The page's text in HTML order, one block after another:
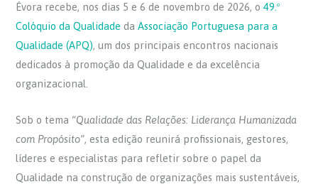
c
e
b
o
k
itt
er
at
s
A
ar
e
Évora recebe, nos dias 5 e 6 de novembro de 2026, o49.º
Colóquio da Qualidade daAssociação Portuguesa para a
Qualidade (APQ), um dos principais encontros nacionais
dedicados à promoção da Qualidade e da excelência
organizacional.
Sob o tema “Qualidade das Relações: Liderança Humanizada
com Propósito”, esta edição reunirá profissionais, gestores,
líderes e especialistas para refletir sobre o papel da
Qualidade na construção de organizações mais sustentáveis,